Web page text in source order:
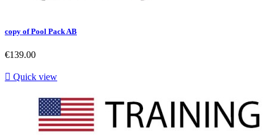
copy of Pool Pack AB
€139.00
 Quick view